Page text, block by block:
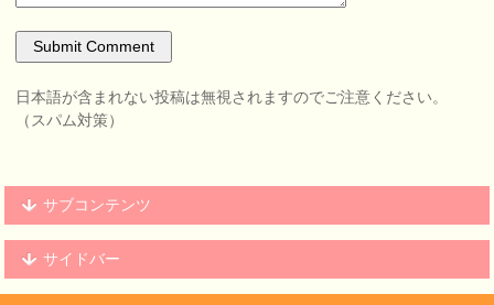
日本語が含まれない投稿は無視されますのでご注意ください。
（スパム対策）
サブコンテンツ
サイドバー